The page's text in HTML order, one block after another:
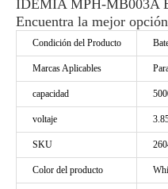
IDEMIA MPH-MB003A
Encuentra la mejor
Condición del Producto
Marcas Aplicables
capacidad
voltaje
SKU
Color del producto